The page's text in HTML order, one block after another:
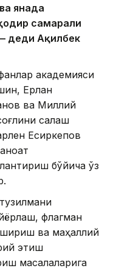
янада
самарали
деди Ақилбек
академияси
Ерлан
ва Миллий
сақлаш
Есиркепов
бўйича ўз
флагман
ва маҳаллий
этиш
масалаларига